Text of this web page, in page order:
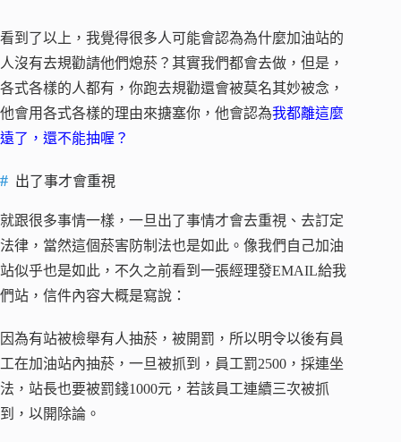
看到了以上，我覺得很多人可能會認為為什麼加油站的
人沒有去規勸請他們熄菸？其實我們都會去做，但是，
各式各樣的人都有，你跑去規勸還會被莫名其妙被念，
他會用各式各樣的理由來搪塞你，他會認為我都離這麼
遠了，還不能抽喔？
出了事才會重視
就跟很多事情一樣，一旦出了事情才會去重視、去訂定
法律，當然這個菸害防制法也是如此。像我們自己加油
站似乎也是如此，不久之前看到一張經理發EMAIL給我
們站，信件內容大概是寫說：
因為有站被檢舉有人抽菸，被開罰，所以明令以後有員
工在加油站內抽菸，一旦被抓到，員工罰2500，採連坐
法，站長也要被罰錢1000元，若該員工連續三次被抓
到，以開除論。